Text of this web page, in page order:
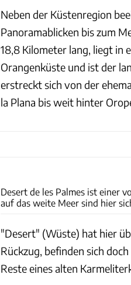
Neben der Küstenregion
Panoramablicken bis zum
18,8 Kilometer lang, liegt in
Orangenküste und ist der
erstreckt sich von der
la Plana bis weit hinter
Desert de les Palmes ist einer
auf das weite Meer sind hier
"Desert" (Wüste) hat hier
Rückzug, befinden sich
Reste eines alten